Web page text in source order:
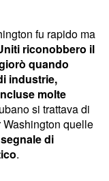
fu rapido ma
riconobbero il
quando
industrie,
molte
si trattava di
quelle
segnale di
.